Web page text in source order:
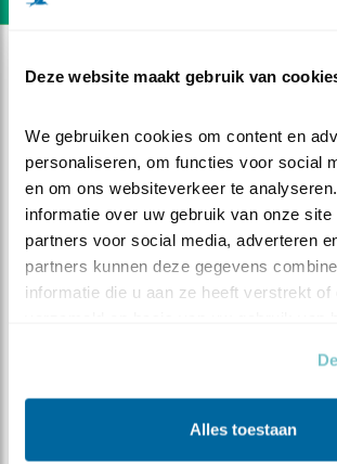
Deze website maakt gebruik van
We gebruiken cookies om content en
personaliseren, om functies voor social
en om ons websiteverkeer te
informatie over uw gebruik van onze site
partners voor social media, adverteren
partners kunnen deze gegevens
informatie die u aan ze heeft verstrekt of
Alles toestaan
Bijzonder meesje